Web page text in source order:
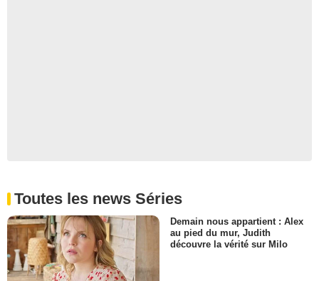
Toutes les news Séries
Demain nous appartient : Alex
au pied du mur, Judith
découvre la vérité sur Milo